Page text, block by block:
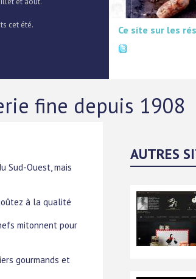
cet été. Ce site sur les
fine depuis 1908
Sud-Ouest, mais
à la qualité
mitonnent pour
gourmands et
AUTRES